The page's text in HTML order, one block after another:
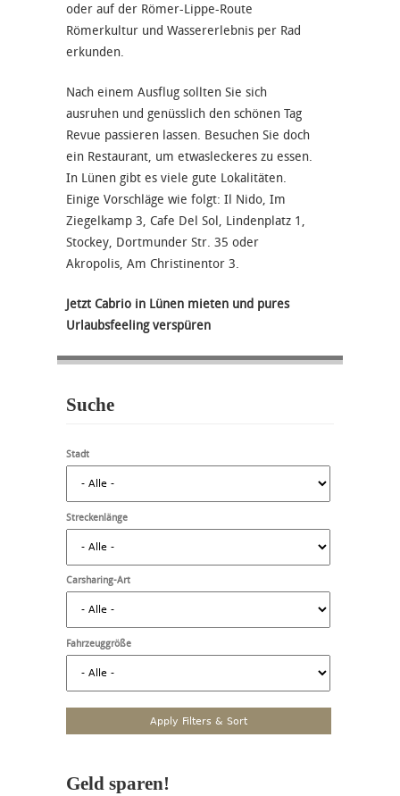
oder auf der Römer-Lippe-Route
Römerkultur und Wassererlebnis per Rad
erkunden.
Nach einem Ausflug sollten Sie sich
ausruhen und genüsslich den schönen Tag
Revue passieren lassen. Besuchen Sie doch
ein Restaurant, um etwasleckeres zu essen.
In Lünen gibt es viele gute Lokalitäten.
Einige Vorschläge wie folgt: Il Nido, Im
Ziegelkamp 3, Cafe Del Sol, Lindenplatz 1,
Stockey, Dortmunder Str. 35 oder
Akropolis, Am Christinentor 3.
Jetzt Cabrio in Lünen mieten und pures
Urlaubsfeeling verspüren
Suche
Stadt
Streckenlänge
Carsharing-Art
Fahrzeuggröße
Geld sparen!